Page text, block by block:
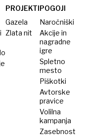
PROJEKTI
Gazela
Zlata nit
POGOJI
Naročniški
Akcije in
nagradne
igre
Spletno
mesto
Piškotki
Avtorske
pravice
Volilna
kampanja
Zasebnost